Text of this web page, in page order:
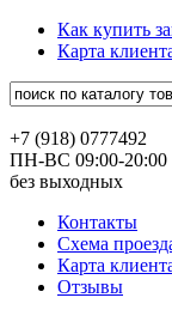
Как купить
Карта
+7 (918) 0777492
ПН-ВС 09:00-20:00
без выходных
Контакты
Схема
Карта
Отзывы